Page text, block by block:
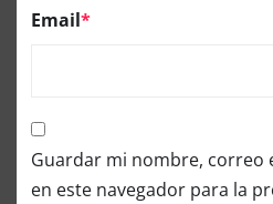
Email*
Guardar mi nombre, correo
en este navegador para la